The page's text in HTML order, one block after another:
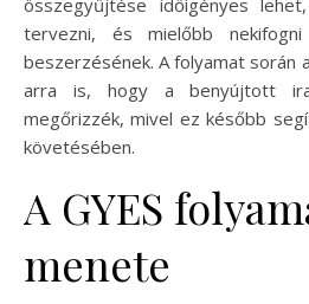
tervezni, és mielőbb
beszerzésének. A folyamat során
arra is, hogy a benyújtott
megőrizzék, mivel ez később
követésében.
A GYES
menete